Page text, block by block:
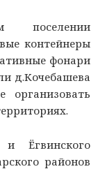
поселении
контейнеры
фонари
д.Кочебашева
организовать
и Ёгвинского
районов